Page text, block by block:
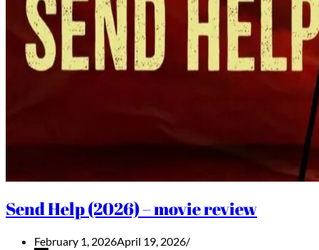
Send Help (2026) – movie review
February 1, 2026April 19, 2026